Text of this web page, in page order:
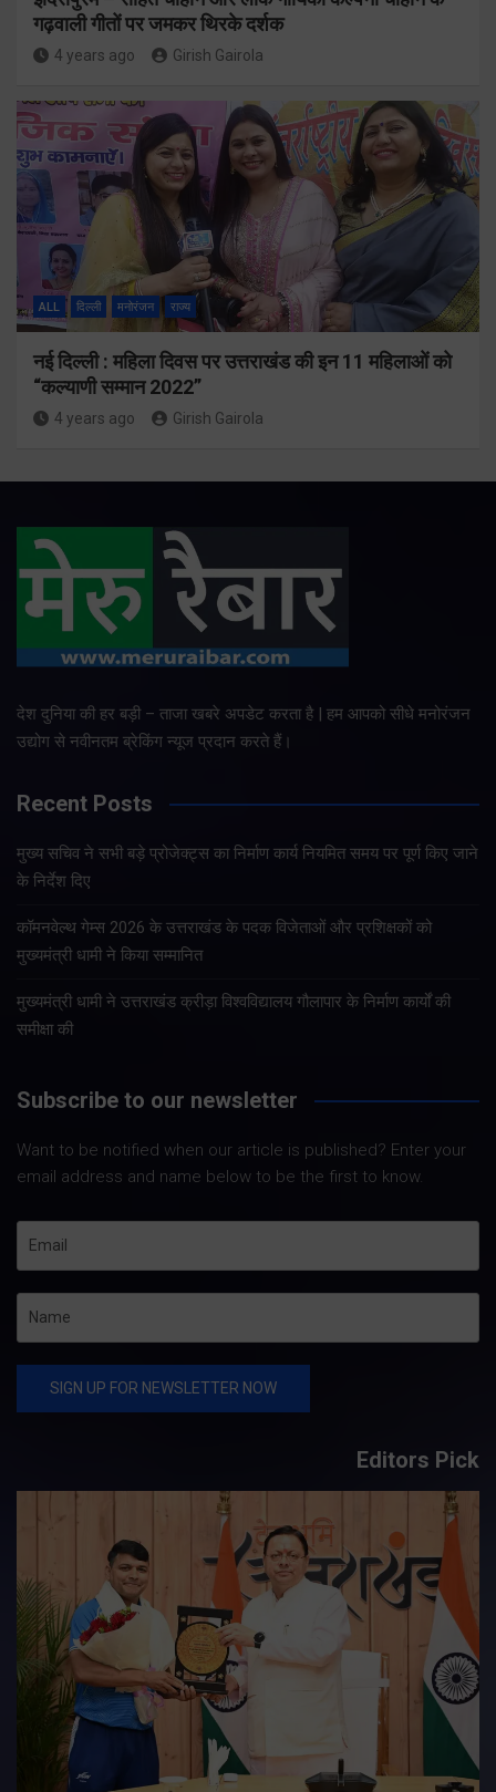
गढ़वाली गीतों पर जमकर थिरके दर्शक
4 years ago Girish Gairola
ALL दिल्ली मनोरंजन राज्य
नई दिल्ली : महिला दिवस पर उत्तराखंड की इन 11 महिलाओं को
“कल्याणी सम्मान 2022”
4 years ago Girish Gairola
देश दुनिया की हर बड़ी – ताजा खबरे अपडेट करता है | हम आपको सीधे मनोरंजन
उद्योग से नवीनतम ब्रेकिंग न्यूज प्रदान करते हैं।
Recent Posts
मुख्य सचिव ने सभी बड़े प्रोजेक्ट्स का निर्माण कार्य नियमित समय पर पूर्ण किए जाने
के निर्देश दिए
कॉमनवेल्थ गेम्स 2026 के उत्तराखंड के पदक विजेताओं और प्रशिक्षकों को
मुख्यमंत्री धामी ने किया सम्मानित
मुख्यमंत्री धामी ने उत्तराखंड क्रीड़ा विश्वविद्यालय गौलापार के निर्माण कार्यों की
समीक्षा की
Subscribe to our newsletter
Want to be notified when our article is published? Enter your
email address and name below to be the first to know.
Editors Pick